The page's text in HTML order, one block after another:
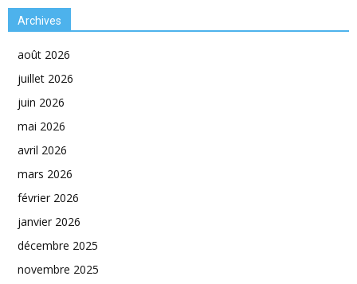
Archives
août 2026
juillet 2026
juin 2026
mai 2026
avril 2026
mars 2026
février 2026
janvier 2026
décembre 2025
novembre 2025